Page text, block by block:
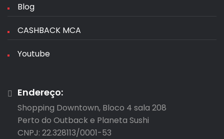
Blog
CASHBACK MCA
Youtube
Endereço:
Shopping Downtown, Bloco 4 sala 208
Perto do Outback e Planeta Sushi
CNPJ: 22.328113/0001-53